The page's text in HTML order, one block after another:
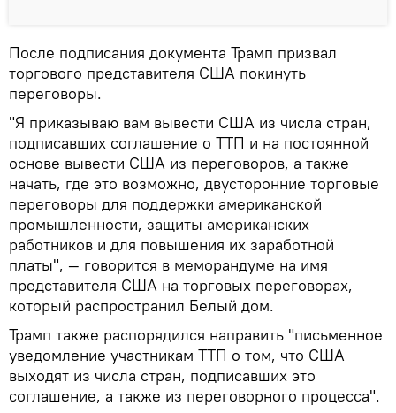
После подписания документа Трамп призвал
торгового представителя США покинуть
переговоры.
"Я приказываю вам вывести США из числа стран,
подписавших соглашение о ТТП и на постоянной
основе вывести США из переговоров, а также
начать, где это возможно, двусторонние торговые
переговоры для поддержки американской
промышленности, защиты американских
работников и для повышения их заработной
платы", — говорится в меморандуме на имя
представителя США на торговых переговорах,
который распространил Белый дом.
Трамп также распорядился направить "письменное
уведомление участникам ТТП о том, что США
выходят из числа стран, подписавших это
соглашение, а также из переговорного процесса".